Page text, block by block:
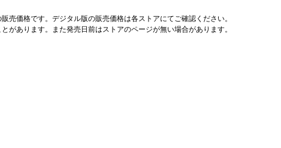
売価格です。デジタル版の販売価格は各ストアにてご確認ください。
あります。また発売日前はストアのページが無い場合があります。